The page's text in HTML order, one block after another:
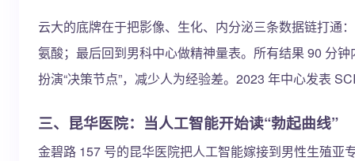
云大的底牌在于把影像、生化、内分泌三条数据链打通
氨酸；最后回到男科中心做精神量表。所有结果 90 分
扮演“决策节点”，减少人为经验差。2023 年中心发表
三、昆华医院：当人工智能开始读“勃起曲线”
金碧路 157 号的昆华医院把人工智能嫁接到男性生殖亚